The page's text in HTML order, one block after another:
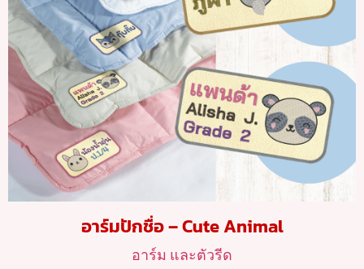
อาร์มปักชื่อ – Cute Animal
อาร์ม และตัวรีด